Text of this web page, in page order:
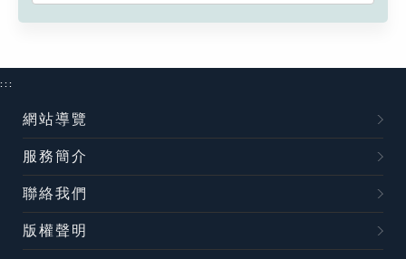
:::
網站導覽
服務簡介
聯絡我們
版權聲明